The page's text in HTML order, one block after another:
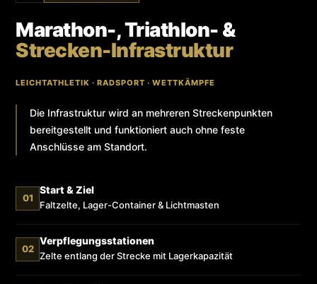
Marathon-, Triathlon- &
Strecken-Infrastruktur
LEICHTATHLETIK · RADSPORT · WETTKÄMPFE
Die Infrastruktur wird an mehreren Streckenpunkten
bereitgestellt und funktioniert auch ohne feste
Anschlüsse am Standort.
01
Start & Ziel
Faltzelte, Lager-Container & Lichtmasten
02
Verpflegungsstationen
Zelte entlang der Strecke mit Lagerkapazität